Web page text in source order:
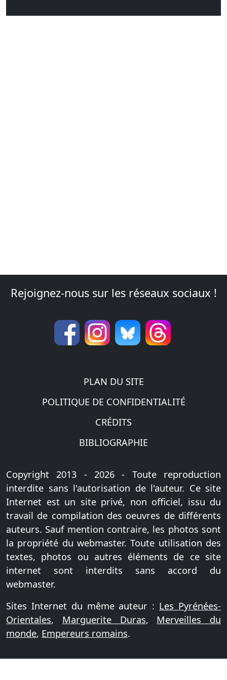
Rejoignez-nous sur les réseaux sociaux !
PLAN DU SITE
POLITIQUE DE CONFIDENTIALITÉ
CRÉDITS
BIBLIOGRAPHIE
Copyright 2013 - 2026 - Toute reproduction
interdite sans l'autorisation de l'auteur. Ce site
Internet est un site privé, non officiel, issu du
travail de compilation des oeuvres de différents
auteurs. Sauf mention contraire, les photos sont
la propriété du webmaster. Toute utilisation des
textes, photos ou autres éléments de ce site
internet sont interdits sans accord du
webmaster.
Sites Internet du même auteur : Les Pyrénées-
Orientales, Marguerite Duras, Merveilles du
monde, Empereurs romains.